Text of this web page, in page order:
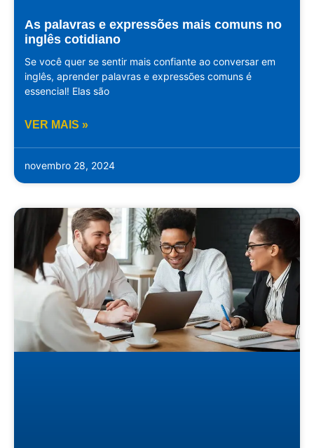
As palavras e expressões mais comuns no
inglês cotidiano
Se você quer se sentir mais confiante ao conversar em
inglês, aprender palavras e expressões comuns é
essencial! Elas são
VER MAIS »
novembro 28, 2024